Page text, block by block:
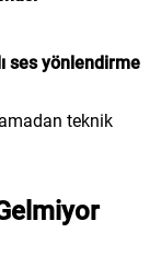
ses yönlendirme
teknik